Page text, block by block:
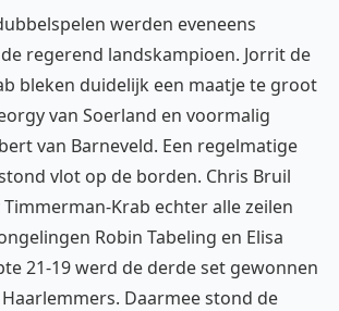
werden eveneens
regerend landskampioen. Jorrit de
bleken duidelijk een maatje te groot
van Soerland en voormalig
van Barneveld. Een regelmatige
vlot op de borden. Chris Bruil
Krab echter alle zeilen
Robin Tabeling en Elisa
21-19 werd de derde set gewonnen
Daarmee stond de